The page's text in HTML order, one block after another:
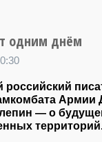
одним днём
российский
Армии
— о